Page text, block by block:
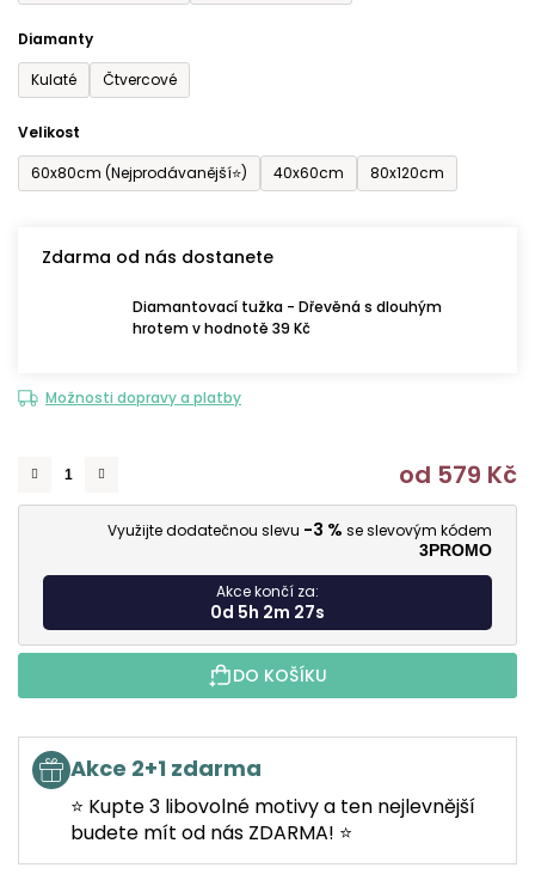
Diamanty
Kulaté
Čtvercové
Velikost
60x80cm (Nejprodávanější⭐)
40x60cm 80x120cm
Zdarma od nás dostanete
Diamantovací tužka - Dřevěná s dlouhým
hrotem v hodnotě 39 Kč
Možnosti dopravy a platby
od 579 Kč
Využijte dodatečnou slevu -3 % se slevovým kódem
3PROMO
Akce končí za:
0d 5h 2m 25s
DO KOŠÍKU
Akce 2+1 zdarma
⭐ Kupte 3 libovolné motivy a ten nejlevnější
budete mít od nás ZDARMA! ⭐